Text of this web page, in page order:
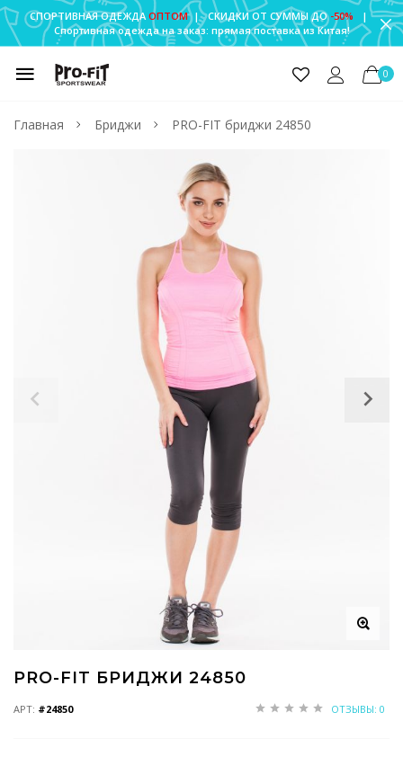
СПОРТИВНАЯ ОДЕЖДА ОПТОМ| СКИДКИ ОТ СУММЫ ДО-50%
|
Спортивная одежда на заказ: прямая поставка из Китая!
0
Главная Бриджи PRO-FIT бриджи 24850
PRO-FIT БРИДЖИ 24850
АРТ: #24850 ОТЗЫВЫ: 0